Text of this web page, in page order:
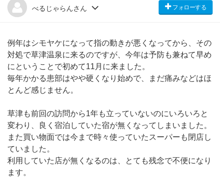
べるじゃらんさん フォローする
例年はシモヤケになって指の動きが悪くなってから、その
対処で草津温泉に来るのですが、今年は予防も兼ねて早め
にということで初めて11月に来ました。
毎年かかる患部はやや硬くなり始めで、まだ痛みなどはほ
とんど感じません。
草津も前回の訪問から1年も立っていないのにいろいろと
変わり、良く宿泊していた宿が無くなってしまいました。
また買い物面では今まで時々使っていたスーパーも閉店し
ていました。
利用していた店が無くなるのは、とても残念で不便になり
ます。